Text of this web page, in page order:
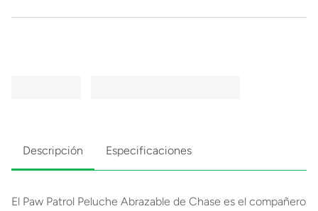
Descripción Especificaciones
El Paw Patrol Peluche Abrazable de Chase es el compañero